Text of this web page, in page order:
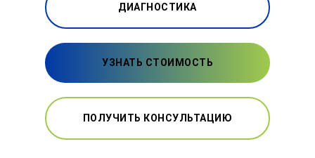
ДИАГНОСТИКА
УЗНАТЬ СТОИМОСТЬ
ПОЛУЧИТЬ КОНСУЛЬТАЦИЮ